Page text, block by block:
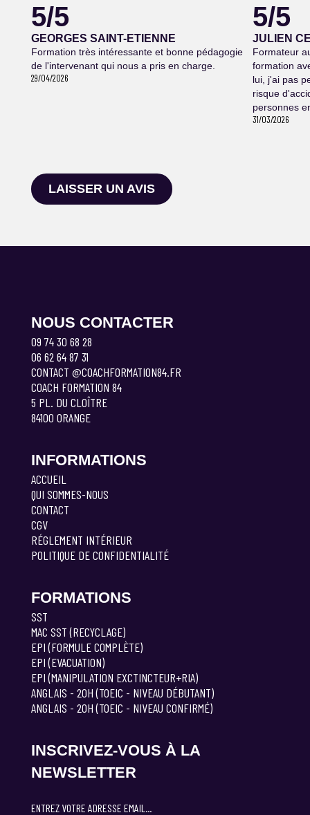
5/5
GEORGES SAINT-ETIENNE
Formation très intéressante et bonne pédagogie
de l'intervenant qui nous a pris en charge.
29/04/2026
5/5
JULIEN
Formateur
formation
lui, j'ai pas
risque
personnes
31/03/2026
LAISSER UN AVIS
NOUS CONTACTER
09 74 30 68 28
06 62 64 87 31
CONTACT @COACHFORMATION84.FR
COACH FORMATION 84
5 PL. DU CLOÎTRE
84100 ORANGE
INFORMATIONS
ACCUEIL
QUI SOMMES-NOUS
CONTACT
CGV
RÉGLEMENT INTÉRIEUR
POLITIQUE DE CONFIDENTIALITÉ
FORMATIONS
SST
MAC SST (RECYCLAGE)
EPI (FORMULE COMPLÈTE)
EPI (EVACUATION)
EPI (MANIPULATION EXCTINCTEUR+RIA)
ANGLAIS - 20H (TOEIC - NIVEAU DÉBUTANT)
ANGLAIS - 20H (TOEIC - NIVEAU CONFIRMÉ)
INSCRIVEZ-VOUS À LA
NEWSLETTER